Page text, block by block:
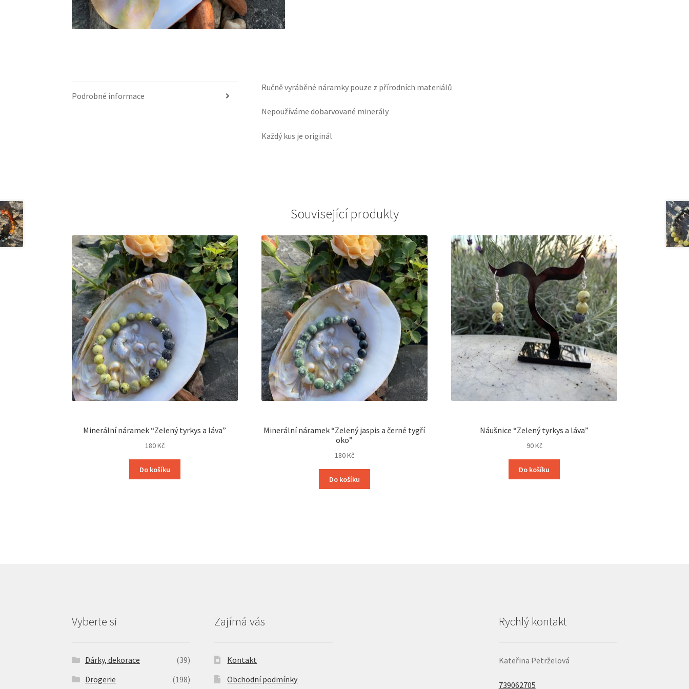
Podrobné informace
Ručně vyráběné náramky pouze z přírodních materiálů
Nepoužíváme dobarvované minerály
Každý kus je originál
Související produkty
Minerální náramek “Zelený tyrkys a láva”
180Kč
Do košíku
Minerální náramek “Zelený jaspis a černé tygří
oko”
180Kč
Do košíku
Náušnice “Zelený tyrkys a láva”
90Kč
Do košíku
Vyberte si
Dárky, dekorace
(39)
Drogerie
(198)
Zajímá vás
Kontakt
Obchodní podmínky
Rychlý kontakt
Kateřina Petrželová
739062705